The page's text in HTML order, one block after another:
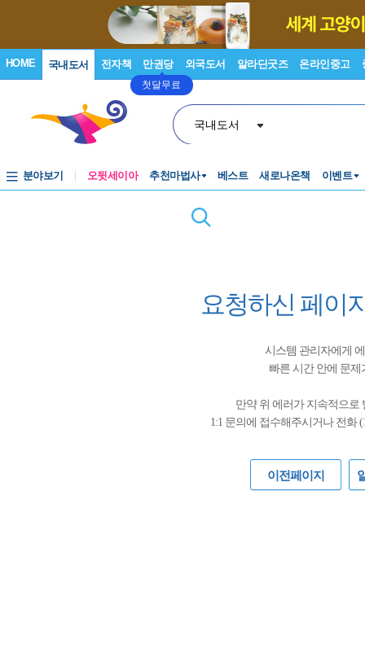
HOME 국내도서 전자책 만권당
첫달무료
외국도서 알라딘굿즈 온라인중고
국내도서
분야보기 오뒷세이아 추천마법사 베스트 새로나온책 이벤트
요청하신 페이
시스템 관리자에게
빠른 시간 안에 문
만약 위 에러가 지속적으로
1:1 문의에 접수해주시거나 전화 (
이전페이지